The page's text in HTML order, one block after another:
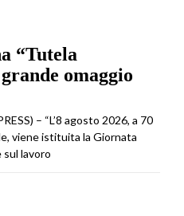
“Tutela
omaggio
– “L’8 agosto 2026, a 70
viene istituita la Giornata
lavoro